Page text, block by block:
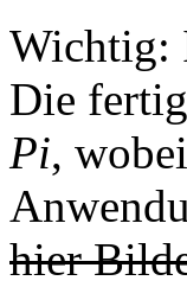
Wichtig:
Die
Pi,
hier